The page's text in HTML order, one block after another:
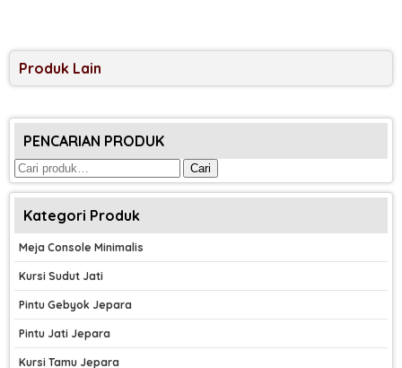
Produk Lain
PENCARIAN PRODUK
Pencarian
untuk:
Cari
Kategori Produk
Meja Console Minimalis
Kursi Sudut Jati
Pintu Gebyok Jepara
Pintu Jati Jepara
Kursi Tamu Jepara